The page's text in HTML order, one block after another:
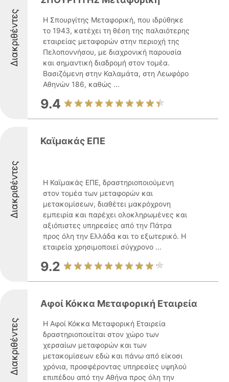
Διακριθέντες
Η Σπουργίτης Μεταφορική, που ιδρύθηκε
το 1943, κατέχει τη θέση της παλαιότερης
εταιρείας μεταφορών στην περιοχή της
Πελοποννήσου, με διαχρονική παρουσία
και σημαντική διαδρομή στον τομέα.
Βασιζόμενη στην Καλαμάτα, στη Λεωφόρο
Αθηνών 186, καθώς ...
9.4
Διακριθέντες
Καϊμακάς ΕΠΕ
Η Καϊμακάς ΕΠΕ, δραστηριοποιούμενη
στον τομέα των μεταφορών και
μετακομίσεων, διαθέτει μακρόχρονη
εμπειρία και παρέχει ολοκληρωμένες και
αξιόπιστες υπηρεσίες από την Πάτρα
προς όλη την Ελλάδα και το εξωτερικό. Η
εταιρεία χρησιμοποιεί σύγχρονο ...
9.2
Διακριθέντες
Αφοί Κόκκα Μεταφορική Εταιρεία
Η Αφοί Κόκκα Μεταφορική Εταιρεία
δραστηριοποιείται στον χώρο των
χερσαίων μεταφορών και των
μετακομίσεων εδώ και πάνω από είκοσι
χρόνια, προσφέροντας υπηρεσίες υψηλού
επιπέδου από την Αθήνα προς όλη την